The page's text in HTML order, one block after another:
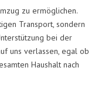
zu ermöglichen.
Transport, sondern
bei der
uns verlassen, egal ob
Haushalt nach